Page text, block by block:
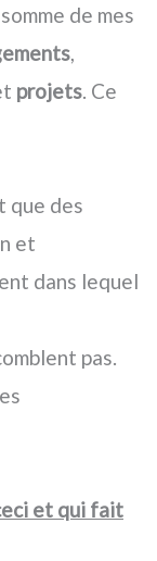
de mes
,
projets. Ce
que des
et
dans lequel
pas.
et qui fait